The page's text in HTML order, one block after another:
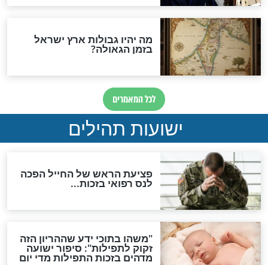
להמתקת הדינים וביטול
גזרות
סגולת ע"ב שמות הקודש
תפילה סגולית להמתקת